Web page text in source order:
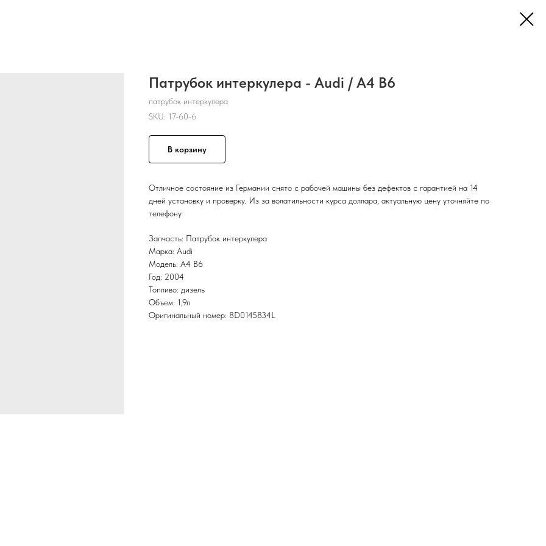
Патрубок интеркулера - Audi / A4 B6
патрубок интеркулера
SKU: 17-60-6
В корзину
Отличное состояние из Германии снято с рабочей машины без дефектов с гарантией на 14
дней установку и проверку. Из за волатильности курса доллара, актуальную цену уточняйте по
телефону
Запчасть: Патрубок интеркулера
Марка: Audi
Модель: A4 B6
Год: 2004
Топливо: дизель
Объем: 1,9л
Оригинальный номер: 8D0145834L